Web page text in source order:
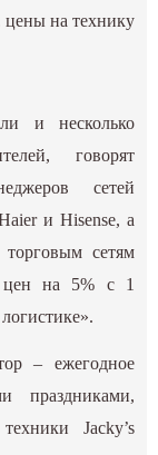
цены на технику
и несколько
говорят
сетей
и Hisense, а
сетям
цен на 5% с 1
– ежегодное
праздниками,
Jacky’s